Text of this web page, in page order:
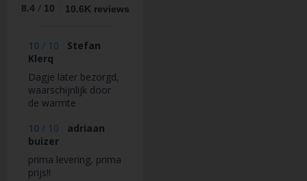
8.4 / 10 10.6K reviews
10 / 10
Stefan
Klerq
Dagje later bezorgd,
waarschijnlijk door
de warmte
10 / 10
adriaan
buizer
prima levering, prima
prijs!!